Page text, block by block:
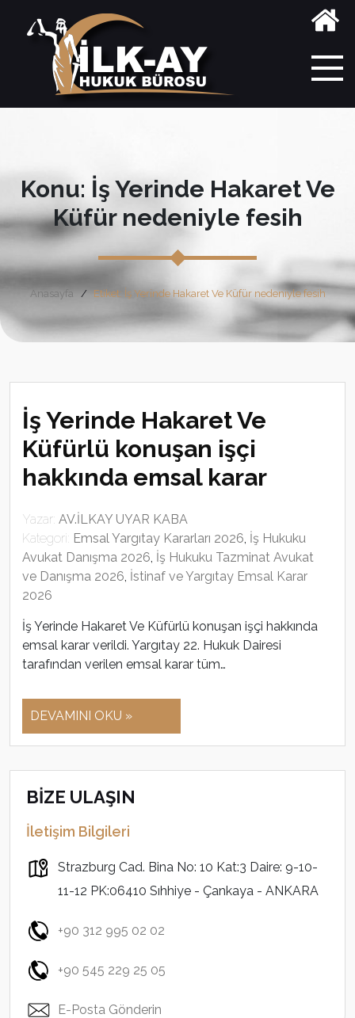
Konu: İş Yerinde Hakaret Ve
Küfür nedeniyle fesih
Anasayfa Etiket: İş Yerinde Hakaret Ve Küfür nedeniyle fesih
İş Yerinde Hakaret Ve
Küfürlü konuşan işçi
hakkında emsal karar
Yazar: AV.İLKAY UYAR KABA
Kategori: Emsal Yargıtay Kararları 2026, İş Hukuku
Avukat Danışma 2026, İş Hukuku Tazminat Avukat
ve Danışma 2026, İstinaf ve Yargıtay Emsal Karar
2026
İş Yerinde Hakaret Ve Küfürlü konuşan işçi hakkında
emsal karar verildi. Yargıtay 22. Hukuk Dairesi
tarafından verilen emsal karar tüm…
DEVAMINI OKU »
BİZE ULAŞIN
İletişim Bilgileri
Strazburg Cad. Bina No: 10 Kat:3 Daire: 9-10-
11-12 PK:06410 Sıhhiye - Çankaya - ANKARA
+90 312 995 02 02
+90 545 229 25 05
E-Posta Gönderin